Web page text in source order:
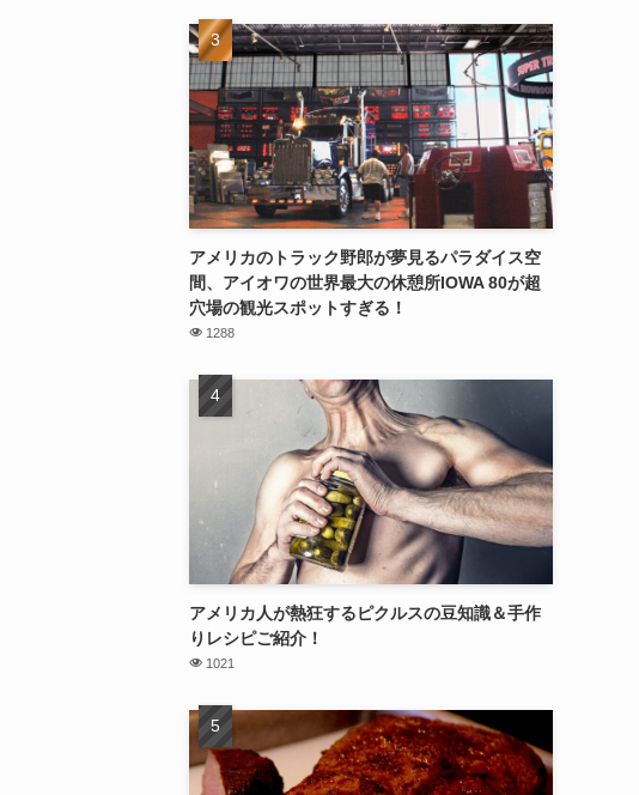
アメリカのトラック野郎が夢見るパラダイス空
間、アイオワの世界最大の休憩所IOWA 80が超
穴場の観光スポットすぎる！
1288
アメリカ人が熱狂するピクルスの豆知識＆手作
りレシピご紹介！
1021